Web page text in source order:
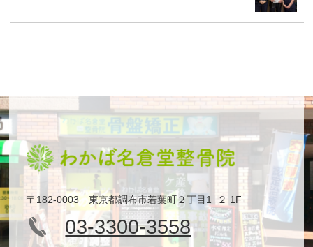
〒182-0003 東京都調布市若葉町２丁目1−２ 1F
03-3300-3558